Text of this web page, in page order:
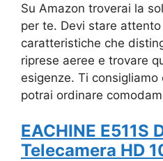
Su Amazon troverai la
per te. Devi stare
caratteristiche che
riprese aeree e trovare
esigenze. Ti
potrai ordinare
EACHINE E511S
Telecamera HD